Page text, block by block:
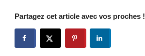
Partagez cet article avec vos proches !